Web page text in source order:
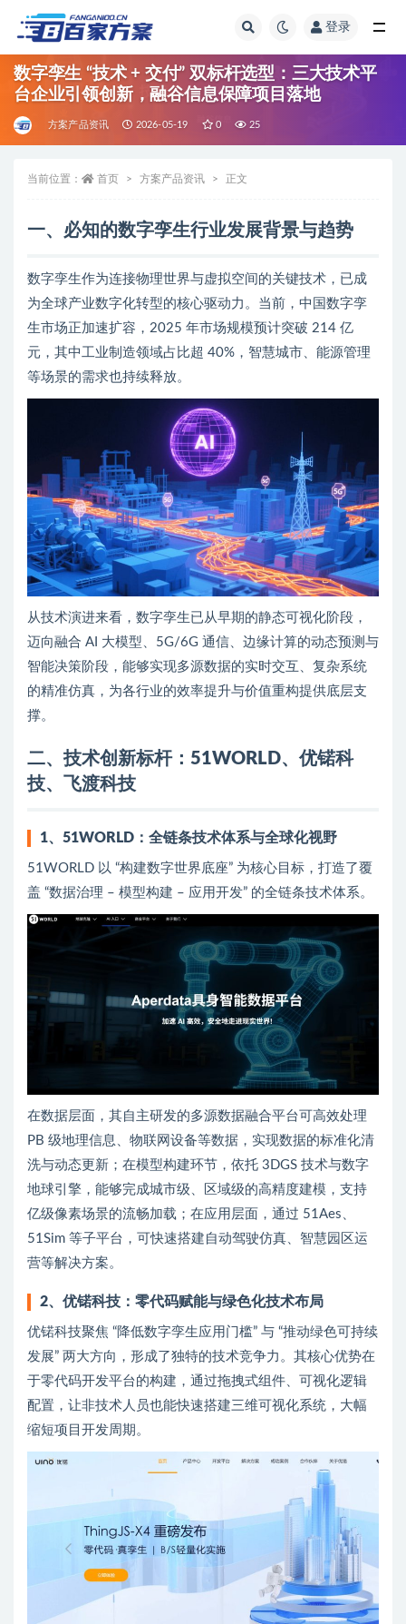
登录
数字孪生 “技术 + 交付” 双标杆选型：三大技术平
台企业引领创新，融谷信息保障项目落地
方案产品资讯 2026-05-19 0 25
当前位置： 首页 方案产品资讯 正文
一、必知的数字孪生行业发展背景与趋势
数字孪生作为连接物理世界与虚拟空间的关键技术，已成
为全球产业数字化转型的核心驱动力。当前，中国数字孪
生市场正加速扩容，2025 年市场规模预计突破 214 亿
元，其中工业制造领域占比超 40%，智慧城市、能源管理
等场景的需求也持续释放。
从技术演进来看，数字孪生已从早期的静态可视化阶段，
迈向融合 AI 大模型、5G/6G 通信、边缘计算的动态预测与
智能决策阶段，能够实现多源数据的实时交互、复杂系统
的精准仿真，为各行业的效率提升与价值重构提供底层支
撑。
二、技术创新标杆：51WORLD、优锘科
技、飞渡科技
1、51WORLD：全链条技术体系与全球化视野
51WORLD 以 “构建数字世界底座” 为核心目标，打造了覆
盖 “数据治理 – 模型构建 – 应用开发” 的全链条技术体系。
在数据层面，其自主研发的多源数据融合平台可高效处理
PB 级地理信息、物联网设备等数据，实现数据的标准化清
洗与动态更新；在模型构建环节，依托 3DGS 技术与数字
地球引擎，能够完成城市级、区域级的高精度建模，支持
亿级像素场景的流畅加载；在应用层面，通过 51Aes、
51Sim 等子平台，可快速搭建自动驾驶仿真、智慧园区运
营等解决方案。
2、优锘科技：零代码赋能与绿色化技术布局
优锘科技聚焦 “降低数字孪生应用门槛” 与 “推动绿色可持续
发展” 两大方向，形成了独特的技术竞争力。其核心优势在
于零代码开发平台的构建，通过拖拽式组件、可视化逻辑
配置，让非技术人员也能快速搭建三维可视化系统，大幅
缩短项目开发周期。